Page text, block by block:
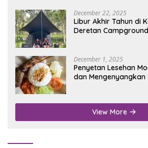
December 22, 2025
Libur Akhir Tahun di
Deretan
December 1, 2025
Penyetan Lesehan
dan
View More